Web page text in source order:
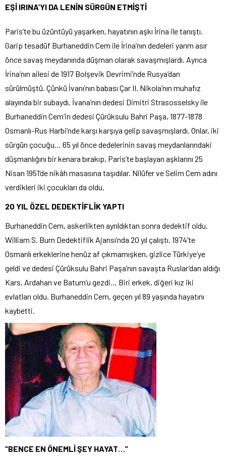
EŞİ IRINA’YI DA LENİN SÜRGÜN ETMİŞTİ
Paris’te bu üzüntüyü yaşarken, hayatının aşkı İrina ile tanıştı.
Garip tesadüf Burhaneddin Cem ile İrina’nın dedeleri yarım asır
önce savaş meydanında düşman olarak savaşmışlardı. Ayrıca
İrina’nın ailesi de 1917 Bolşevik Devrimi’nde Rusya’dan
sürülmüştü. Çünkü İvanı’nın babası Çar II. Nikola’nın muhafız
alayında bir subaydı. İvana’nın dedesi Dimitri Strasosselsky ile
Burhaneddin Cem’in dedesi Çürüksulu Bahri Paşa, 1877-1878
Osmanlı-Rus Harbi’nde karşı karşıya gelip savaşmışlardı. Onlar, iki
sürgün çocuğu… 65 yıl önce dedelerinin savaş meydanlarındaki
düşmanlığını bir kenara bırakıp, Paris’te başlayan aşklarını 25
Nisan 1951’de nikâh masasına taşıdılar. Nilüfer ve Selim Cem adını
verdikleri iki çocukları da oldu.
20 YIL ÖZEL DEDEKTİFLİK YAPTI
Burhaneddin Cem, askerlikten ayrıldıktan sonra dedektif oldu.
William S. Burn Dedektiflik Ajansı’nda 20 yıl çalıştı. 1974’te
Osmanlı erkeklerine henüz af çıkmamışken, gizlice Türkiye’ye
geldi ve dedesi Çürüksulu Bahri Paşa’nın savaşta Ruslar’dan aldığı
Kars, Ardahan ve Batum’u gezdi… Biri erkek, diğeri kız iki
evlatları oldu. Burhaneddin Cem, geçen yıl 89 yaşında hayatını
kaybetti.
“BENCE EN ÖNEMLİ ŞEY HAYAT…”